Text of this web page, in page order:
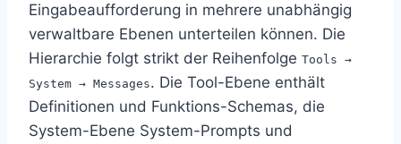
Eingabeaufforderung in mehrere unabhängig
verwaltbare Ebenen unterteilen können. Die
Hierarchie folgt strikt der Reihenfolge Tools →
System → Messages. Die Tool-Ebene enthält
Definitionen und Funktions-Schemas, die
System-Ebene System-Prompts und